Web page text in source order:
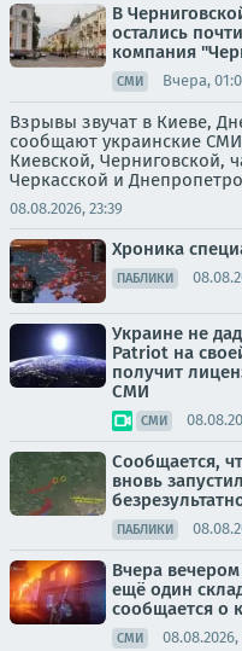
В
остались
компания
СМИ Вчера,
Взрывы звучат в Киеве,
сообщают украинские
Киевской, Черниговской,
Черкасской и
08.08.2026, 23:39
Хроника
ПАБЛИКИ
Украине не
Patriot на
получит
СМИ
СМИ
Сообщается,
вновь
ПАБЛИКИ
Вчера
ещё один
сообщается о
СМИ 08.08.2026,